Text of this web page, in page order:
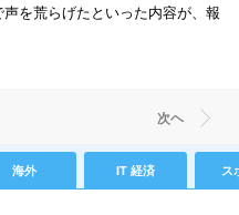
を荒らげたといった内容が、報
次ヘ
海外 IT 経済 ス